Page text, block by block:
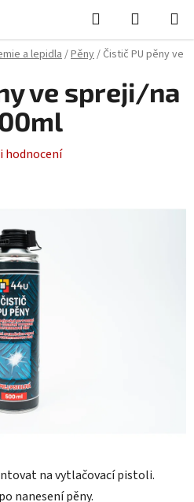
Hledat
KOŠÍK
a lepidla/Pěny/ Čistič PU pěny ve
na vytlačovací pistoli.
nanesení pěny.
ve spreji/na
hodnocení